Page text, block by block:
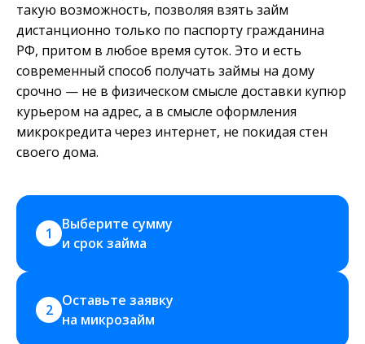
такую возможность, позволяя взять займ
дистанционно только по паспорту гражданина
РФ, притом в любое время суток. Это и есть
современный способ получать займы на дому
срочно — не в физическом смысле доставки купюр
курьером на адрес, а в смысле оформления
микрокредита через интернет, не покидая стен
своего дома.
1
Выберите сумму
и срок займа
2
Оставьте заявку
на микрозайм